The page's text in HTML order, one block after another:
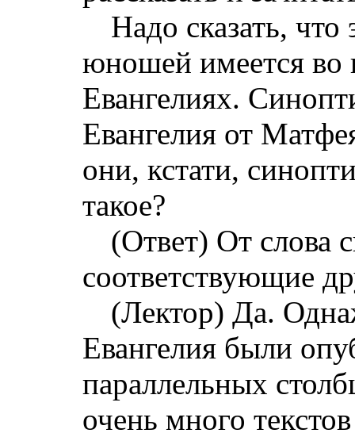
Надо сказать,
юношей имеется во
Евангелиях.
Евангелия от
они, кстати,
такое?
(Ответ) От слова
соответствующие
(Лектор) Да.
Евангелия были
параллельных
очень много